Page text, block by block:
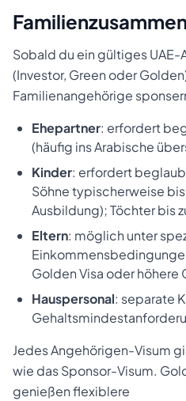
Sobald du ein gültiges
(Investor, Green oder
Familienangehörige
Ehepartner: erfordert
(häufig ins Arabische
Kinder: erfordert
Söhne typischerweise bis
Ausbildung); Töchter bis
Eltern: möglich unter
Golden Visa oder höhere
Hauspersonal: separate
Jedes Angehörigen-Visum
wie das Sponsor-Visum.
genießen flexiblere